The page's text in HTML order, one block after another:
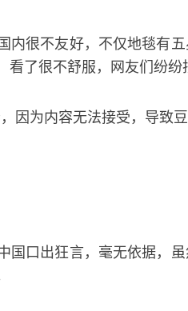
内很不友好，不仅地毯有
看了很不舒服，网友们纷
因为内容无法接受，导致
国口出狂言，毫无依据，